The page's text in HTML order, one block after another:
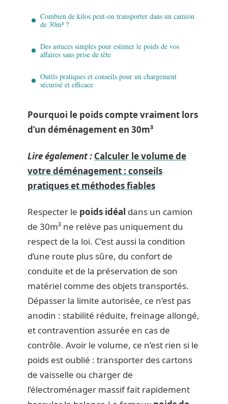
Combien de kilos peut-on transporter dans un camion
de 30m³ ?
Des astuces simples pour estimer le poids de vos
affaires sans prise de tête
Outils pratiques et conseils pour un chargement
sécurisé et efficace
Pourquoi le poids compte vraiment lors
d’un déménagement en 30m³
Lire également : Calculer le volume de
votre déménagement : conseils
pratiques et méthodes fiables
Respecter le poids idéal dans un camion
de 30m³ ne relève pas uniquement du
respect de la loi. C’est aussi la condition
d’une route plus sûre, du confort de
conduite et de la préservation de son
matériel comme des objets transportés.
Dépasser la limite autorisée, ce n’est pas
anodin : stabilité réduite, freinage allongé,
et contravention assurée en cas de
contrôle. Avoir le volume, ce n’est rien si le
poids est oublié : transporter des cartons
de vaisselle ou charger de
l’électroménager massif fait rapidement